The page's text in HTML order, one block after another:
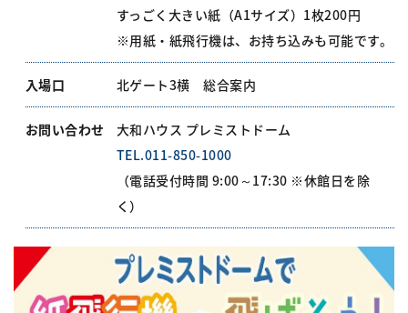
すっごく大きい紙（A1サイズ）1枚200円
※用紙・紙飛行機は、お持ち込みも可能です。
入場口 北ゲート3横 総合案内
お問い合わせ
大和ハウス プレミストドーム
TEL.011-850-1000
（電話受付時間 9:00～17:30 ※休館日を除
く）